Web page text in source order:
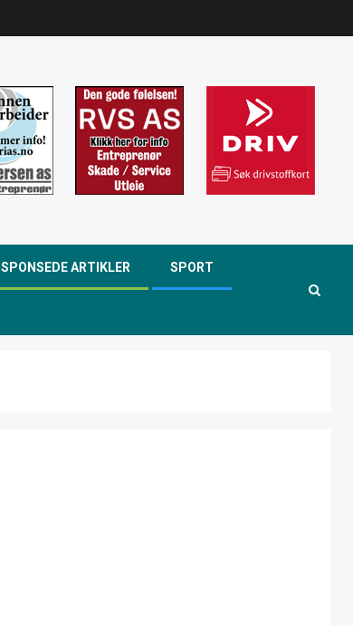
SPONSEDE ARTIKLER SPORT